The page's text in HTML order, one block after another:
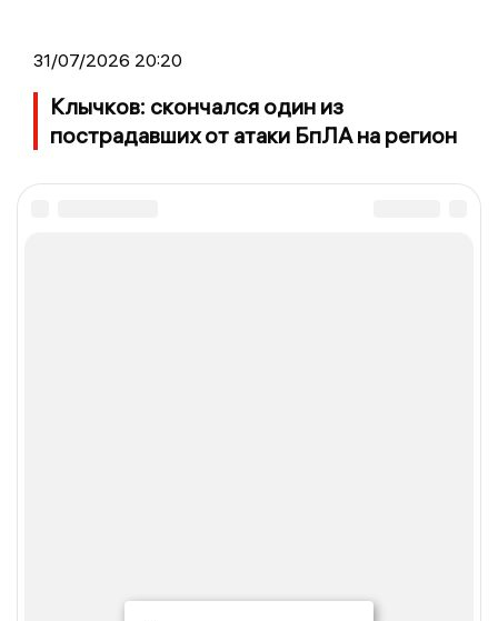
31/07/2026 20:20
Клычков: скончался один из
пострадавших от атаки БпЛА на регион